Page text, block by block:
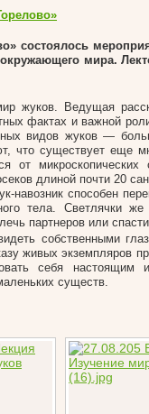
состоялось
мира.
жуков. Ведущая
фактах и важной
видов жуков —
что существует еще
от микроскопических
длиной почти 20
способен
тела. Светлячки же
партнеров или
собственными
живых экземпляров
себя настоящим
существ.